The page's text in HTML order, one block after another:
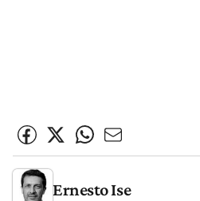
Ernesto Ise